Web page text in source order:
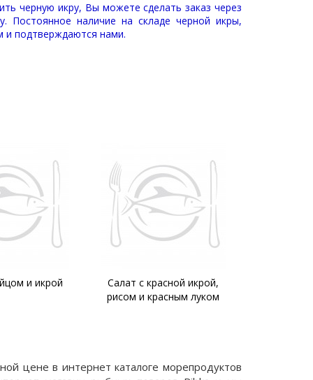
черную икру, Вы можете сделать заказ через
Постоянное наличие на складе черной икры,
и подтверждаются нами.
и икрой
Салат с красной икрой,
рисом и красным луком
цене в интернет каталоге морепродуктов